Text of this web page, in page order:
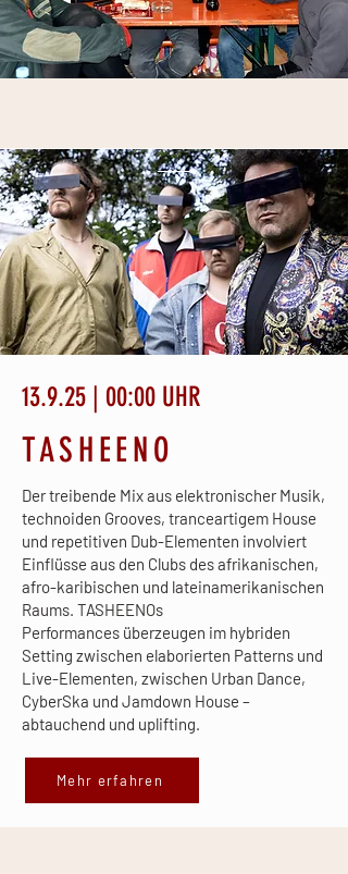
13.9.25 | 00:00 UHR
TASHEENO
Der treibende Mix aus elektronischer Musik,
technoiden Grooves, tranceartigem House
und repetitiven Dub-Elementen involviert
Einflüsse aus den Clubs des afrikanischen,
afro-karibischen und lateinamerikanischen
Raums. TASHEENOs
Performances überzeugen im hybriden
Setting zwischen elaborierten Patterns und
Live-Elementen, zwischen Urban Dance,
CyberSka und Jamdown House –
abtauchend und uplifting.
Mehr erfahren